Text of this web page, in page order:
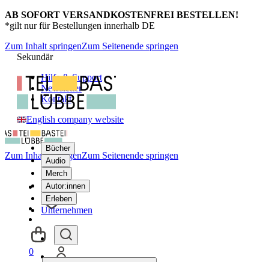
AB SOFORT VERSANDKOSTENFREI BESTELLEN!
*gilt nur für Bestellungen innerhalb DE
Zum Inhalt springenZum Seitenende springen
Sekundär
Hilfe & Support
Newsletter
Kontakt
English company website
Bücher
Audio
Merch
Autor:innen
Erleben
Unternehmen
Zum Inhalt springenZum Seitenende springen
0